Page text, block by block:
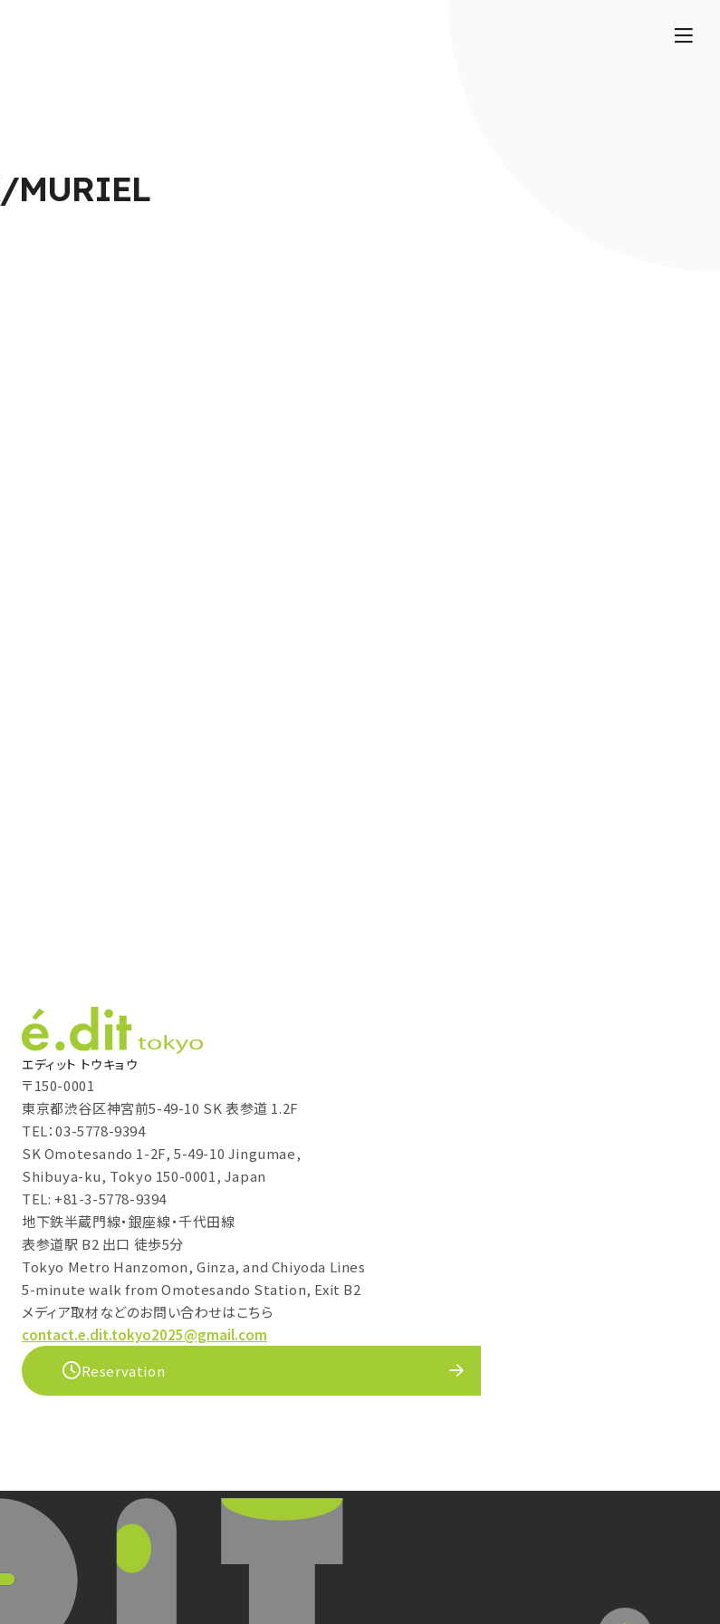
MURIEL
エディット トウキョウ
〒150-0001
東京都渋谷区神宮前5-49-10 SK 表参道 1.2F
TEL：03-5778-9394
SK Omotesando 1-2F, 5-49-10 Jingumae,
Shibuya-ku, Tokyo 150-0001, Japan
TEL: +81-3-5778-9394
地下鉄半蔵門線・銀座線・千代田線
表参道駅 B2 出口 徒歩5分
Tokyo Metro Hanzomon, Ginza, and Chiyoda Lines
5-minute walk from Omotesando Station, Exit B2
メディア取材などのお問い合わせはこちら
contact.e.dit.tokyo2025@gmail.com
Reservation